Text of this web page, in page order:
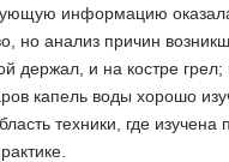
информацию
но анализ причин
держал, и на костре грел;
капель воды хорошо
техники, где